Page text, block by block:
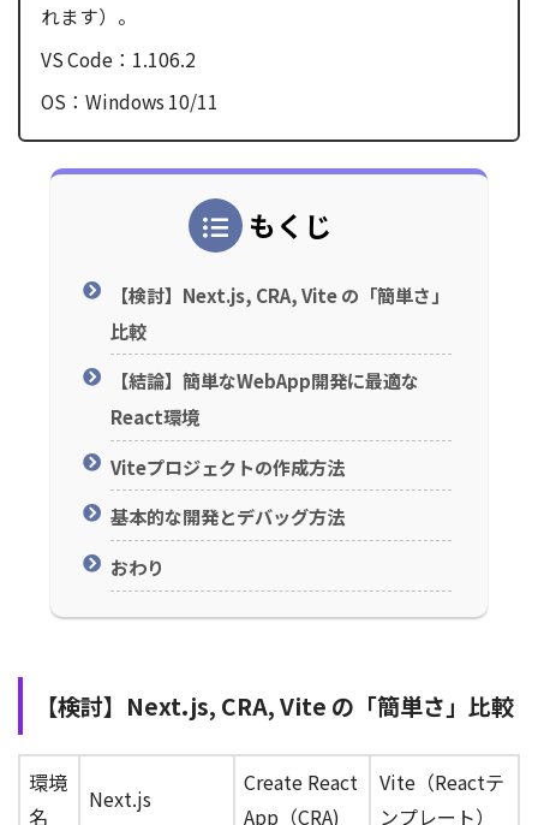
れます）。
VS Code：1.106.2
OS：Windows 10/11
もくじ
【検討】Next.js, CRA, Vite の「簡単さ」
比較
【結論】簡単なWebApp開発に最適な
React環境
Viteプロジェクトの作成方法
基本的な開発とデバッグ方法
おわり
【検討】Next.js, CRA, Vite の「簡単さ」比較
環境
名
Next.js
Create React
App（CRA)
Vite（Reactテ
ンプレート）